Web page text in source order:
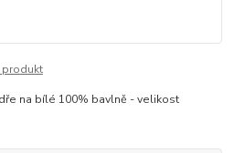
na bílé 100% bavlně - velikost